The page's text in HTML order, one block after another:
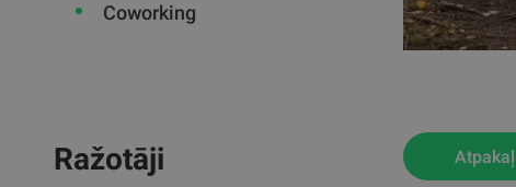
Coworking
Ražotāji Atpakaļ